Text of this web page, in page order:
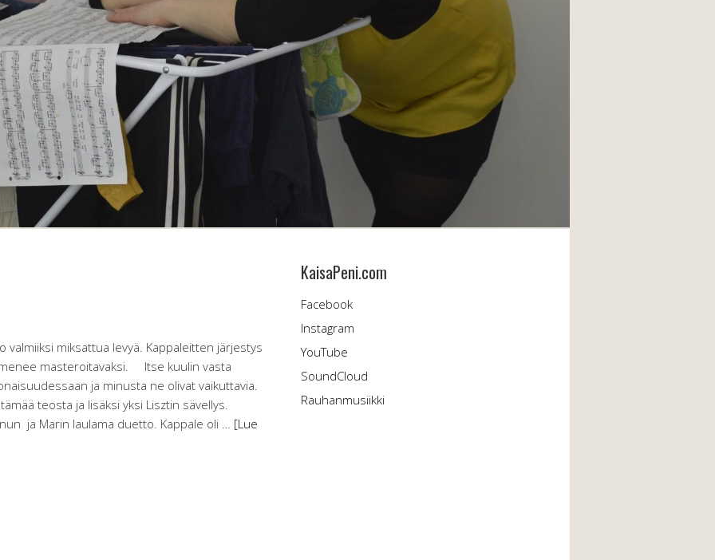
valmiiksi miksattua levyä. Kappaleitten järjestys
masteroitavaksi. Itse kuulin vasta
ja minusta ne olivat vaikuttavia.
teosta ja lisäksi yksi Lisztin sävellys.
ja Marin laulama duetto. Kappale oli … [Lue
KaisaPeni.com
Facebook
Instagram
YouTube
SoundCloud
Rauhanmusiikki